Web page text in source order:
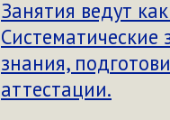
Занятия ведут
Систематические
знания,
аттестации.